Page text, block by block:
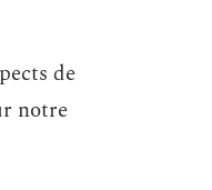
de
notre